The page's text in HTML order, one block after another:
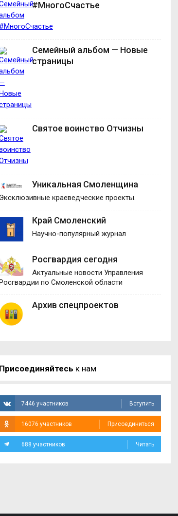
#МногоСчастье
Семейный альбом — Новые
страницы
Святое воинство Отчизны
Уникальная Смоленщина
Эксклюзивные краеведческие проекты.
Край Смоленский
Научно-популярный журнал
Росгвардия сегодня
Актуальные новости Управления
по Смоленской области
Архив спецпроектов
Присоединяйтесь к нам
7446 участников Вступить
16076 участников Присоединиться
688 участников Читать